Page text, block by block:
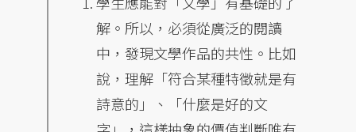
解。所以，必須從廣泛的閱讀
中，發現文學作品的共性。比如
說，理解「符合某種特徵就是有
詩意的」、「什麼是好的文